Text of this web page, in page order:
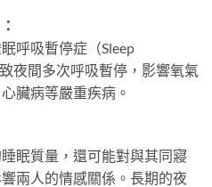
呼吸暫停症（Sleep
夜間多次呼吸暫停，影響氧氣
臟病等嚴重疾病。
眠質量，還可能對與其同寢
兩人的情感關係。長期的夜